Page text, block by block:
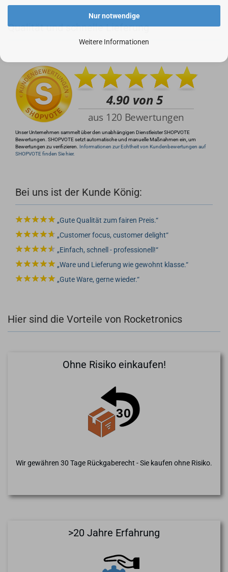
Nur notwendige
Weitere Informationen
+49 (0)4281 50 79 78 2
info@rocketronics.de
Qualität und schnelle Lieferung
Unser Unternehmen sammelt über den unabhängigen Dienstleister SHOPVOTE
Bewertungen. SHOPVOTE setzt automatische und manuelle Maßnahmen ein, um
Bewertungen zu verifizieren. Informationen zur Echtheit von Kundenbewertungen auf
SHOPVOTE finden Sie hier.
Bei uns ist der Kunde König:
Gute Qualität zum fairen Preis.
Customer focus, customer delight
Einfach, schnell - professionell!
Ware und Lieferung wie gewohnt klasse.
Gute Ware, gerne wieder.
Hier sind die Vorteile von Rocketronics
Ohne Risiko einkaufen!
Wir gewähren 30 Tage Rückgaberecht - Sie kaufen ohne Risiko.
>20 Jahre Erfahrung